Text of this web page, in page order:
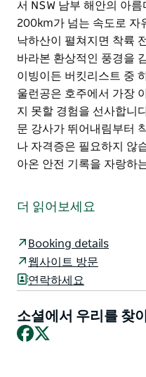
서 NSW 남부 해안의 아
200km가 넘는 속도로 자
낙하산이 펼쳐지면 착륙
바라본 환상적인 풍경을
이빙이든 버킷리스트 중
울런공은 호주에서 가장
지 못할 경험을 선사합니
문 강사가 뛰어내림부터
나 자격증은 필요하지 않
아온 안전 기록을 자랑하
스카이다이브 오스트레
러진 최고의 모험을 선사
서 NSW 남부 해안의 아
200km가 넘는 속도로 자
바라본 환상적인 풍경을
이빙이든 버킷리스트 중
더 읽어보세요
Booking details
웹사이트 방문
연락하세요
소셜에서 우리를 찾
Facebook